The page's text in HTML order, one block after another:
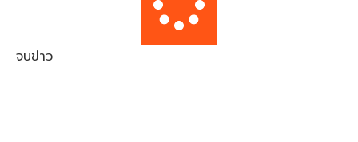
จบข่าว